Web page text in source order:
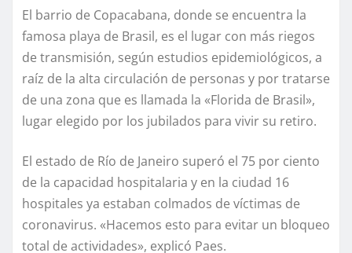
El barrio de Copacabana, donde se encuentra la
famosa playa de Brasil, es el lugar con más riegos
de transmisión, según estudios epidemiológicos, a
raíz de la alta circulación de personas y por tratarse
de una zona que es llamada la «Florida de Brasil»,
lugar elegido por los jubilados para vivir su retiro.
El estado de Río de Janeiro superó el 75 por ciento
de la capacidad hospitalaria y en la ciudad 16
hospitales ya estaban colmados de víctimas de
coronavirus. «Hacemos esto para evitar un bloqueo
total de actividades», explicó Paes.